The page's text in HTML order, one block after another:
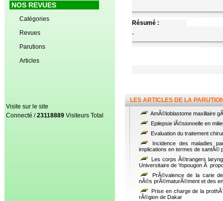
NOS REVUES
Catégories
Revues
Parutions
Articles
Visite sur le site
Connecté /23118889Visiteurs Total
Résumé :
-
LES ARTICLES DE LA
AmÃ©loblastome maxillaire
Epilepsie lÃ©sionnelle en
Evaluation du traitement
Incidence des maladies
implications en termes de santÃ©
Les corps Ã©trangers
Universitaire de Yopougon Ã
PrÃ©valence de la carie
nÃ©s prÃ©maturÃ©ment et des
Prise en charge de la
rÃ©gion de Dakar